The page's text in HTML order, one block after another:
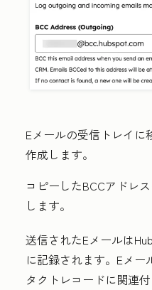
Eメールの受信トレイに
作成します。
コピーしたBCCアドレ
します。
送信されたEメールは
に記録されます。Eメ
タクトレコードに関連